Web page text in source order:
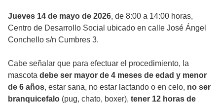
Jueves 14 de mayo de 2026, de 8:00 a 14:00 horas,
Centro de Desarrollo Social ubicado en calle José Ángel
Conchello s/n Cumbres 3.
Cabe señalar que para efectuar el procedimiento, la
mascota debe ser mayor de 4 meses de edad y menor
de 6 años, estar sana, no estar lactando o en celo, no ser
branquicefalo (pug, chato, boxer), tener 12 horas de